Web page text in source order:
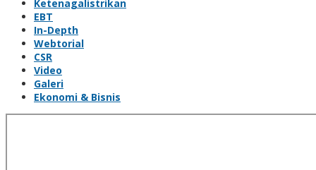
Ketenagalistrikan
EBT
In-Depth
Webtorial
CSR
Video
Galeri
Ekonomi & Bisnis